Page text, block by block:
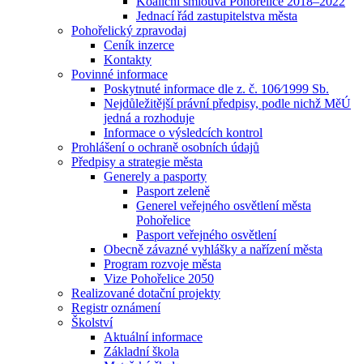
Jednací řád zastupitelstva města
Pohořelický zpravodaj
Ceník inzerce
Kontakty
Povinné informace
Poskytnuté informace dle z. č. 106⁄1999 Sb.
Nejdůležitější právní předpisy, podle nichž MěÚ
jedná a rozhoduje
Informace o výsledcích kontrol
Prohlášení o ochraně osobních údajů
Předpisy a strategie města
Generely a pasporty
Pasport zeleně
Generel veřejného osvětlení města
Pohořelice
Pasport veřejného osvětlení
Obecně závazné vyhlášky a nařízení města
Program rozvoje města
Vize Pohořelice 2050
Realizované dotační projekty
Registr oznámení
Školství
Aktuální informace
Základní škola